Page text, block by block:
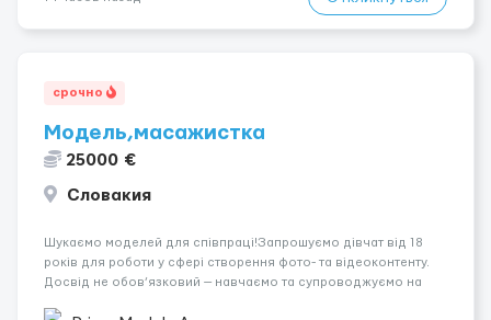
срочно
Модель,масажистка
25000 €
Словакия
Шукаємо моделей для співпраці!Запрошуємо дівчат від 18
років для роботи у сфері створення фото- та відеоконтенту.
Досвід не обов’язковий — навчаємо та супроводжуємо на